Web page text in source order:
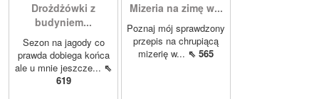
Drożdżówki z
budyniem...
Sezon na jagody co
prawda dobiega końca
ale u mnie jeszcze... ⇖
619
Mizeria na zimę w...
Poznaj mój sprawdzony
przepis na chrupiącą
mizerię w... ⇖ 565